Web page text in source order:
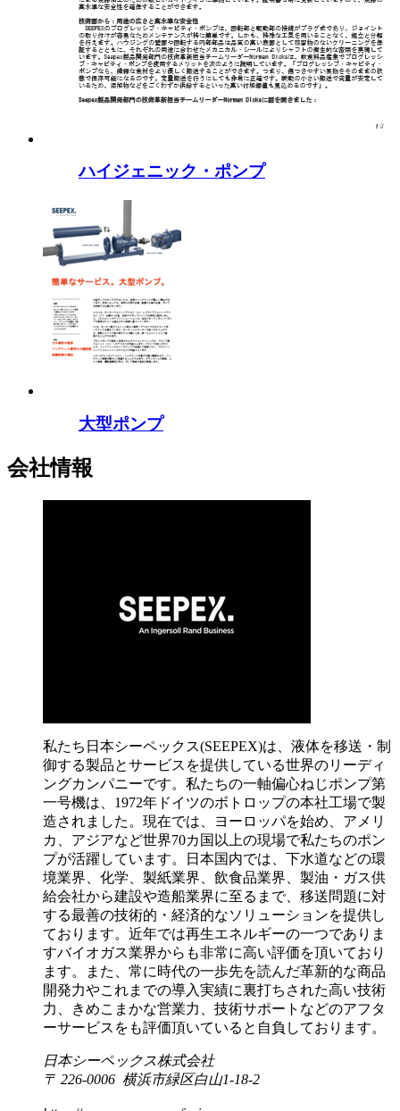
ハイジェニック・ポンプ
大型ポンプ
会社情報
私たち日本シーペックス(SEEPEX)は、液体を移送・制
御する製品とサービスを提供している世界のリーディ
ングカンパニーです。私たちの一軸偏心ねじポンプ第
一号機は、1972年ドイツのボトロップの本社工場で製
造されました。現在では、ヨーロッパを始め、アメリ
カ、アジアなど世界70カ国以上の現場で私たちのポン
プが活躍しています。日本国内では、下水道などの環
境業界、化学、製紙業界、飲食品業界、製油・ガス供
給会社から建設や造船業界に至るまで、移送問題に対
する最善の技術的・経済的なソリューションを提供し
ております。近年では再生エネルギーの一つでありま
すバイオガス業界からも非常に高い評価を頂いており
ます。また、常に時代の一歩先を読んだ革新的な商品
開発力やこれまでの導入実績に裏打ちされた高い技術
力、きめこまかな営業力、技術サポートなどのアフタ
ーサービスをも評価頂いていると自負しております。
日本シーペックス株式会社
〒 226-0006 横浜市緑区白山1-18-2